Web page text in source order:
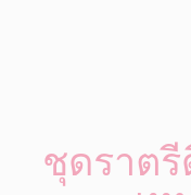
ชุดราต